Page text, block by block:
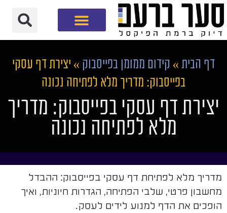
דף הבית » קידום ממומן בפייסבוק » יצירת דף עסקי
בפייסבוק: מדריך מלא לפתיחה נכונה
יצירת דף עסקי בפייסבוק: מדריך
מלא לפתיחה נכונה
מדריך מלא לפתיחת דף עסקי בפייסבוק: ההבדל
מחשבון פרטי, שלבי הפתיחה, הגדרות חיוניות, ואיך
הופכים את הדף למנוע לידים לעסק.